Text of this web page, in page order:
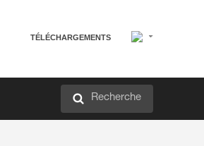
TÉLÉCHARGEMENTS
Recherche